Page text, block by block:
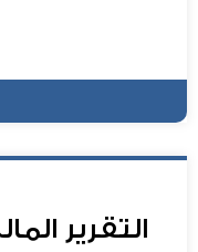
التقرير